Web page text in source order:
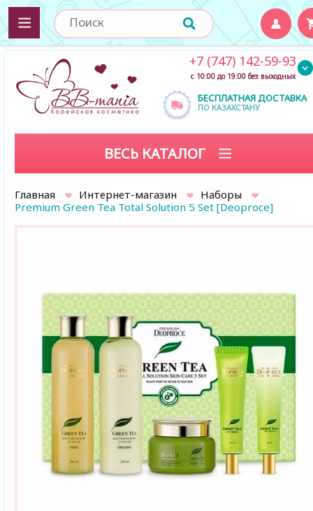
БЕСПЛАТНАЯ ДОСТАВКА
ПО КАЗАХСТАНУ
+7 (747) 142-59-93
с 10:00 до 19:00 без выходных
ВЕСЬ КАТАЛОГ
Главная Интернет-магазин
Наборы
Premium Green Tea Total Solution 5 Set [Deoproce]